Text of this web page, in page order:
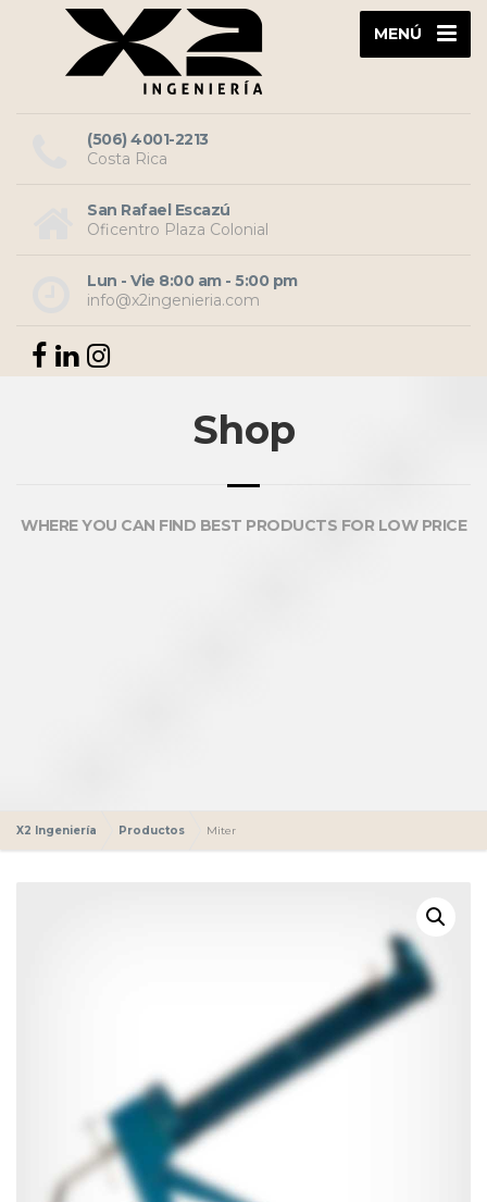
MENÚ
(506) 4001-2213
Costa Rica
San Rafael Escazú
Oficentro Plaza Colonial
Lun - Vie 8:00 am - 5:00 pm
info@x2ingenieria.com
Shop
WHERE YOU CAN FIND BEST PRODUCTS FOR LOW PRICE
X2 Ingeniería Productos Miter